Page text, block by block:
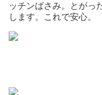
ッチンばさみ。とがっ
します。これで安心。